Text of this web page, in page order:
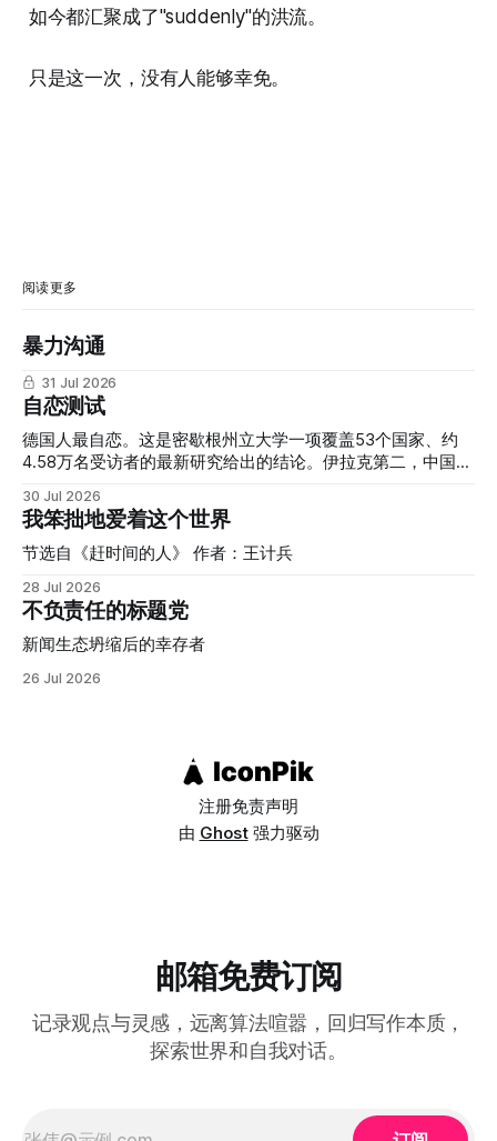
如今都汇聚成了"suddenly"的洪流。
只是这一次，没有人能够幸免。
阅读更多
暴力沟通
31 Jul 2026
自恋测试
德国人最自恋。这是密歇根州立大学一项覆盖53个国家、约
4.58万名受访者的最新研究给出的结论。伊拉克第二，中国第
表"的美国，只排在第16位。 我们习惯把"自恋"和美式个人主
义、社交媒体文化、真人秀明星联系在一起，但这份研究提醒
我们：这种联想本身，可能就是一种文化偏见的产物。 自恋
碍时，就已经是一种值得关注的心理问题。它的核心特征是过
度的自我夸大、强烈渴望他人赞美，以及缺乏同理心。而在表
面的优越感背后，往往隐藏着脆弱和对自我价值的不确定。
自恋的个体，但数据显示恰恰相反：塞内加尔、孟加拉、摩洛
体主义这个维度的分类上，
30 Jul 2026
我笨拙地爱着这个世界
节选自《赶时间的人》 作者：王计兵
28 Jul 2026
不负责任的标题党
新闻生态坍缩后的幸存者
26 Jul 2026
注册免责声明
由 Ghost强力驱动
邮箱免费订阅
记录观点与灵感，远离算法喧嚣，回归写作本质，
探索世界和自我对话。